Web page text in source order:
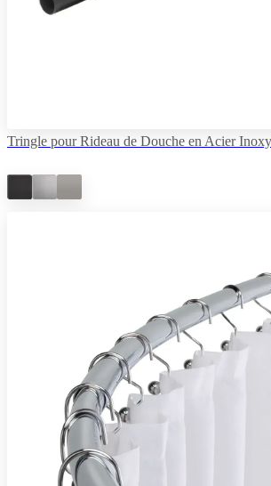
Tringle pour Rideau de Douche en Acier